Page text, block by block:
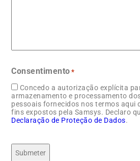
Consentimento *
Concedo a autorização explícita
armazenamento e processamento
pessoais fornecidos nos termos aqui
fins expostos pela Samsys. Declaro
Declaração de Proteção de Dados.
Submeter